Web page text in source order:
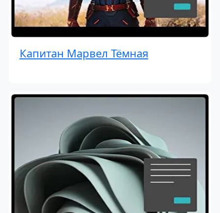
Капитан Марвел Тёмная